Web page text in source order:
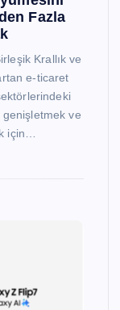
Fazla
Krallık ve
e-ticaret
genişletmek ve
için…